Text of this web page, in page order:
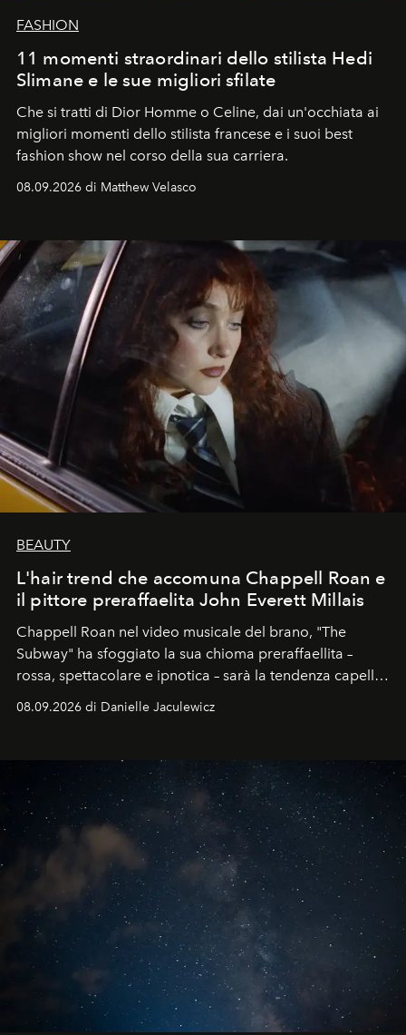
FASHION
11 momenti straordinari dello stilista Hedi
Slimane e le sue migliori sfilate
Che si tratti di Dior Homme o Celine, dai un'occhiata ai
migliori momenti dello stilista francese e i suoi best
fashion show nel corso della sua carriera.
08.09.2026 di Matthew Velasco
BEAUTY
L'hair trend che accomuna Chappell Roan e
il pittore preraffaelita John Everett Millais
Chappell Roan nel video musicale del brano, "The
Subway" ha sfoggiato la sua chioma preraffaellita –
rossa, spettacolare e ipnotica – sarà la tendenza capelli
08.09.2026 di Danielle Jaculewicz